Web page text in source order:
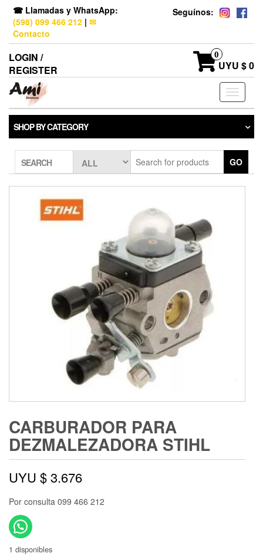
☎ Llamadas y WhatsApp:
(598) 099 466 212 | ✉
Contacto
Seguínos:
LOGIN /
REGISTER
0
UYU $ 0
Toggle
SHOP BY CATEGORY
SEARCH GO
CARBURADOR PARA
DEZMALEZADORA STIHL
UYU $3.676
Por consulta 099 466 212
1 disponibles